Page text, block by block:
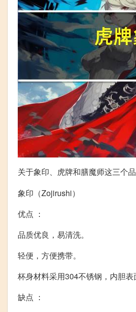
关于象印、虎牌和膳魔师这三个
象印（Zojirushi）
优点 ：
品质优良，易清洗。
轻便，方便携带。
杯身材料采用304不锈钢，内胆表
缺点 ：